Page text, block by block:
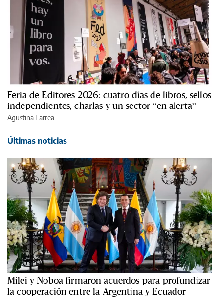
Feria de Editores 2026: cuatro días de libros, sellos
independientes, charlas y un sector “en alerta”
Agustina Larrea
Últimas noticias
Milei y Noboa firmaron acuerdos para profundizar
la cooperación entre la Argentina y Ecuador